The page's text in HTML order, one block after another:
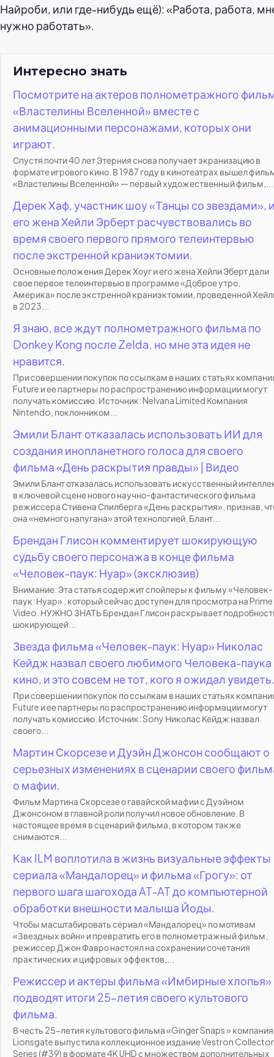
Найроби, или где-нибудь ещё): «Работа, работа,
нужно работать».
Интересно знать
Посмотрите на актеров полнометражного
«Властелины Вселенной» вместе с
анимационными персонажами, которых они
играют.
Спустя почти 40 лет Этерния снова получает экранизацию в
формате игрового кино. В 1987 году в кинотеатрах вышел
«Властелины Вселенной» — первый художественный фильм,...
Дерек Хаф, участник шоу «Танцы со звездами»,
его жена Хейли Эрберт расчувствовались во
время своего первого прямого телеинтервью
после экстренной краниэктомии.
Основные положения Дерек Хоуг и его жена Хейли Эберт дали
свое первое телеинтервью в программе «Доброе утро,
Америка» после экстренной краниэктомии, проведенной
в 2023...
Я знаю, все ждут полнометражного фильма по
Donkey Kong после Zelda, но мне эта идея не
нравится.
При совершении покупок по ссылкам в наших статьях
Future и ее партнеры по распространению информации могут
получать комиссию. Источник: Nelvana Limited Компания
Nintendo, поклонником...
Эмили Блант отказалась использовать ИИ для
создания инопланетного голоса для своего
фильма «День раскрытия правды» | Видео
Эмили Блант отказалась использовать искусственный
в ключевой сцене нового научно-фантастического фильма
режиссера Стивена Спилберга «День раскрытия», признав,
она «немного напугана» этой технологией. Блант...
Брендан Глисон комментирует шокирующую
судьбу своего персонажа в конце фильма
«Человек-паук: Нуар» (эксклюзив)
Внимание: Эта статья содержит спойлеры к фильму «Человек-
паук: Нуар» , который сейчас доступен для просмотра на Prime
Video. НУЖНО ЗНАТЬ Брендан Глисон раскрывает
шокирующей...
Звезда фильма «Человек-паук: Нуар» Николас
Кейдж назвал своего любимого Человека-паука
кино, и это совсем не тот, кого я ожидал увидеть.
При совершении покупок по ссылкам в наших статьях
Future и ее партнеры по распространению информации могут
получать комиссию. Источник: Sony Николас Кейдж назвал
своего...
Мартин Скорсезе и Дуэйн Джонсон сообщают о
серьезных изменениях в сценарии своего
о мафии.
Фильм Мартина Скорсезе о гавайской мафии с Дуэйном
Джонсоном в главной роли получил новое обновление. В
настоящее время в сценарий фильма, в котором также
снимаются...
Как ILM воплотила в жизнь визуальные эффекты
сериала «Мандалорец» и фильма «Грогу»: от
первого шага шагохода AT-AT до компьютерной
обработки внешности малыша Йоды.
Чтобы масштабировать сериал «Мандалорец» по мотивам
«Звездных войн» и превратить его в полнометражный фильм,
режиссер Джон Фавро настоял на сохранении сочетания
практических и цифровых эффектов,...
Режиссер и актеры фильма «Имбирные хлопья»
подводят итоги 25-летия своего культового
фильма.
В честь 25-летия культового фильма «Ginger Snaps » компания
Lionsgate выпустила коллекционное издание Vestron
Series (#39) в формате 4K UHD с множеством дополнительных